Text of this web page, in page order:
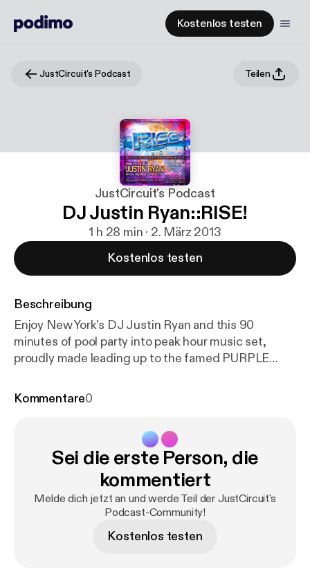
Kostenlos testen
JustCircuit's Podcast Teilen
JustCircuit's Podcast
DJ Justin Ryan::RISE!
1 h 28 min · 2. März 2013
Kostenlos testen
Beschreibung
Enjoy New York's DJ Justin Ryan and this 90
minutes of pool party into peak hour music set,
proudly made leading up to the famed PURPLE
Justin will join a very international lineup including
weekend! JustCircuit is a long-time partner of
Purple Party Weekend!
Kommentare0
Sei die erste Person, die
kommentiert
Melde dich jetzt an und werde Teil der JustCircuit's
Podcast-Community!
Kostenlos testen